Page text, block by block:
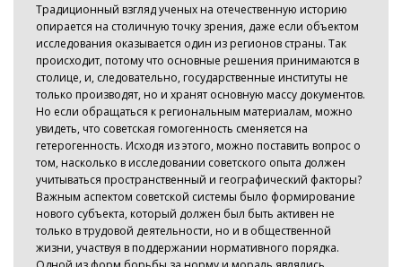
Традиционный взгляд ученых на отечественную историю
опирается на столичную точку зрения, даже если объектом
исследования оказывается один из регионов страны. Так
происходит, потому что основные решения принимаются в
столице, и, следовательно, государственные институты не
только производят, но и хранят основную массу документов.
Но если обращаться к региональным материалам, можно
увидеть, что советская гомогенность сменяется на
гетерогенность. Исходя из этого, можно поставить вопрос о
том, насколько в исследовании советского опыта должен
учитываться пространственный и географический факторы?
Важным аспектом советской системы было формирование
нового субъекта, который должен был быть активен не
только в трудовой деятельности, но и в общественной
жизни, участвуя в поддержании нормативного порядка.